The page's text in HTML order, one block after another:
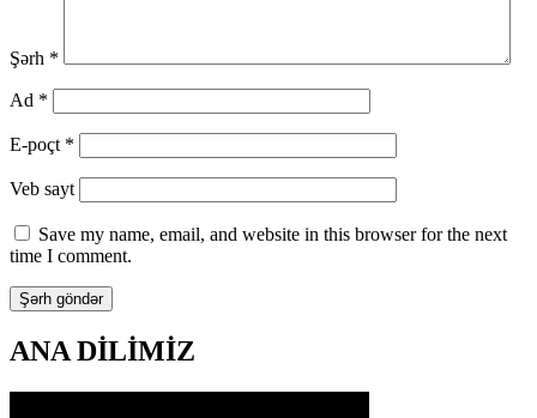
Şərh *
Ad *
E-poçt *
Veb sayt
Save my name, email, and website in this browser for the next
time I comment.
ANA DİLİMİZ